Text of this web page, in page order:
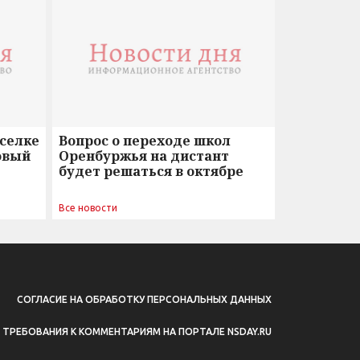
Вопрос о переходе школ
Оренбуржья на дистант
будет решаться в октябре
Все новости
СОГЛАСИЕ НА ОБРАБОТКУ ПЕРСОНАЛЬНЫХ ДАННЫХ
ТРЕБОВАНИЯ К КОММЕНТАРИЯМ НА ПОРТАЛЕ NSDAY.RU